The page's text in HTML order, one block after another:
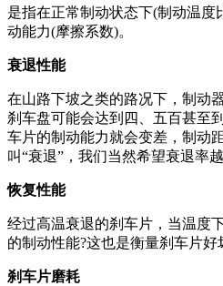
是指在正常制动状态下(制动温度
动能力(摩擦系数)。
衰退性能
在山路下坡之类的路况下，制动
刹车盘可能会达到四、五百甚至
车片的制动能力就会变差，制动
叫“衰退”，我们当然希望衰退率越
恢复性能
经过高温衰退的刹车片，当温度
的制动性能?这也是衡量刹车片好
刹车片磨耗